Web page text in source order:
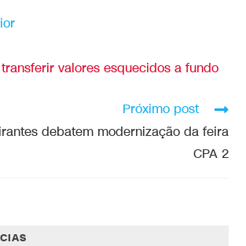
valores esquecidos a fundo
Próximo post
debatem modernização da feira
CPA 2